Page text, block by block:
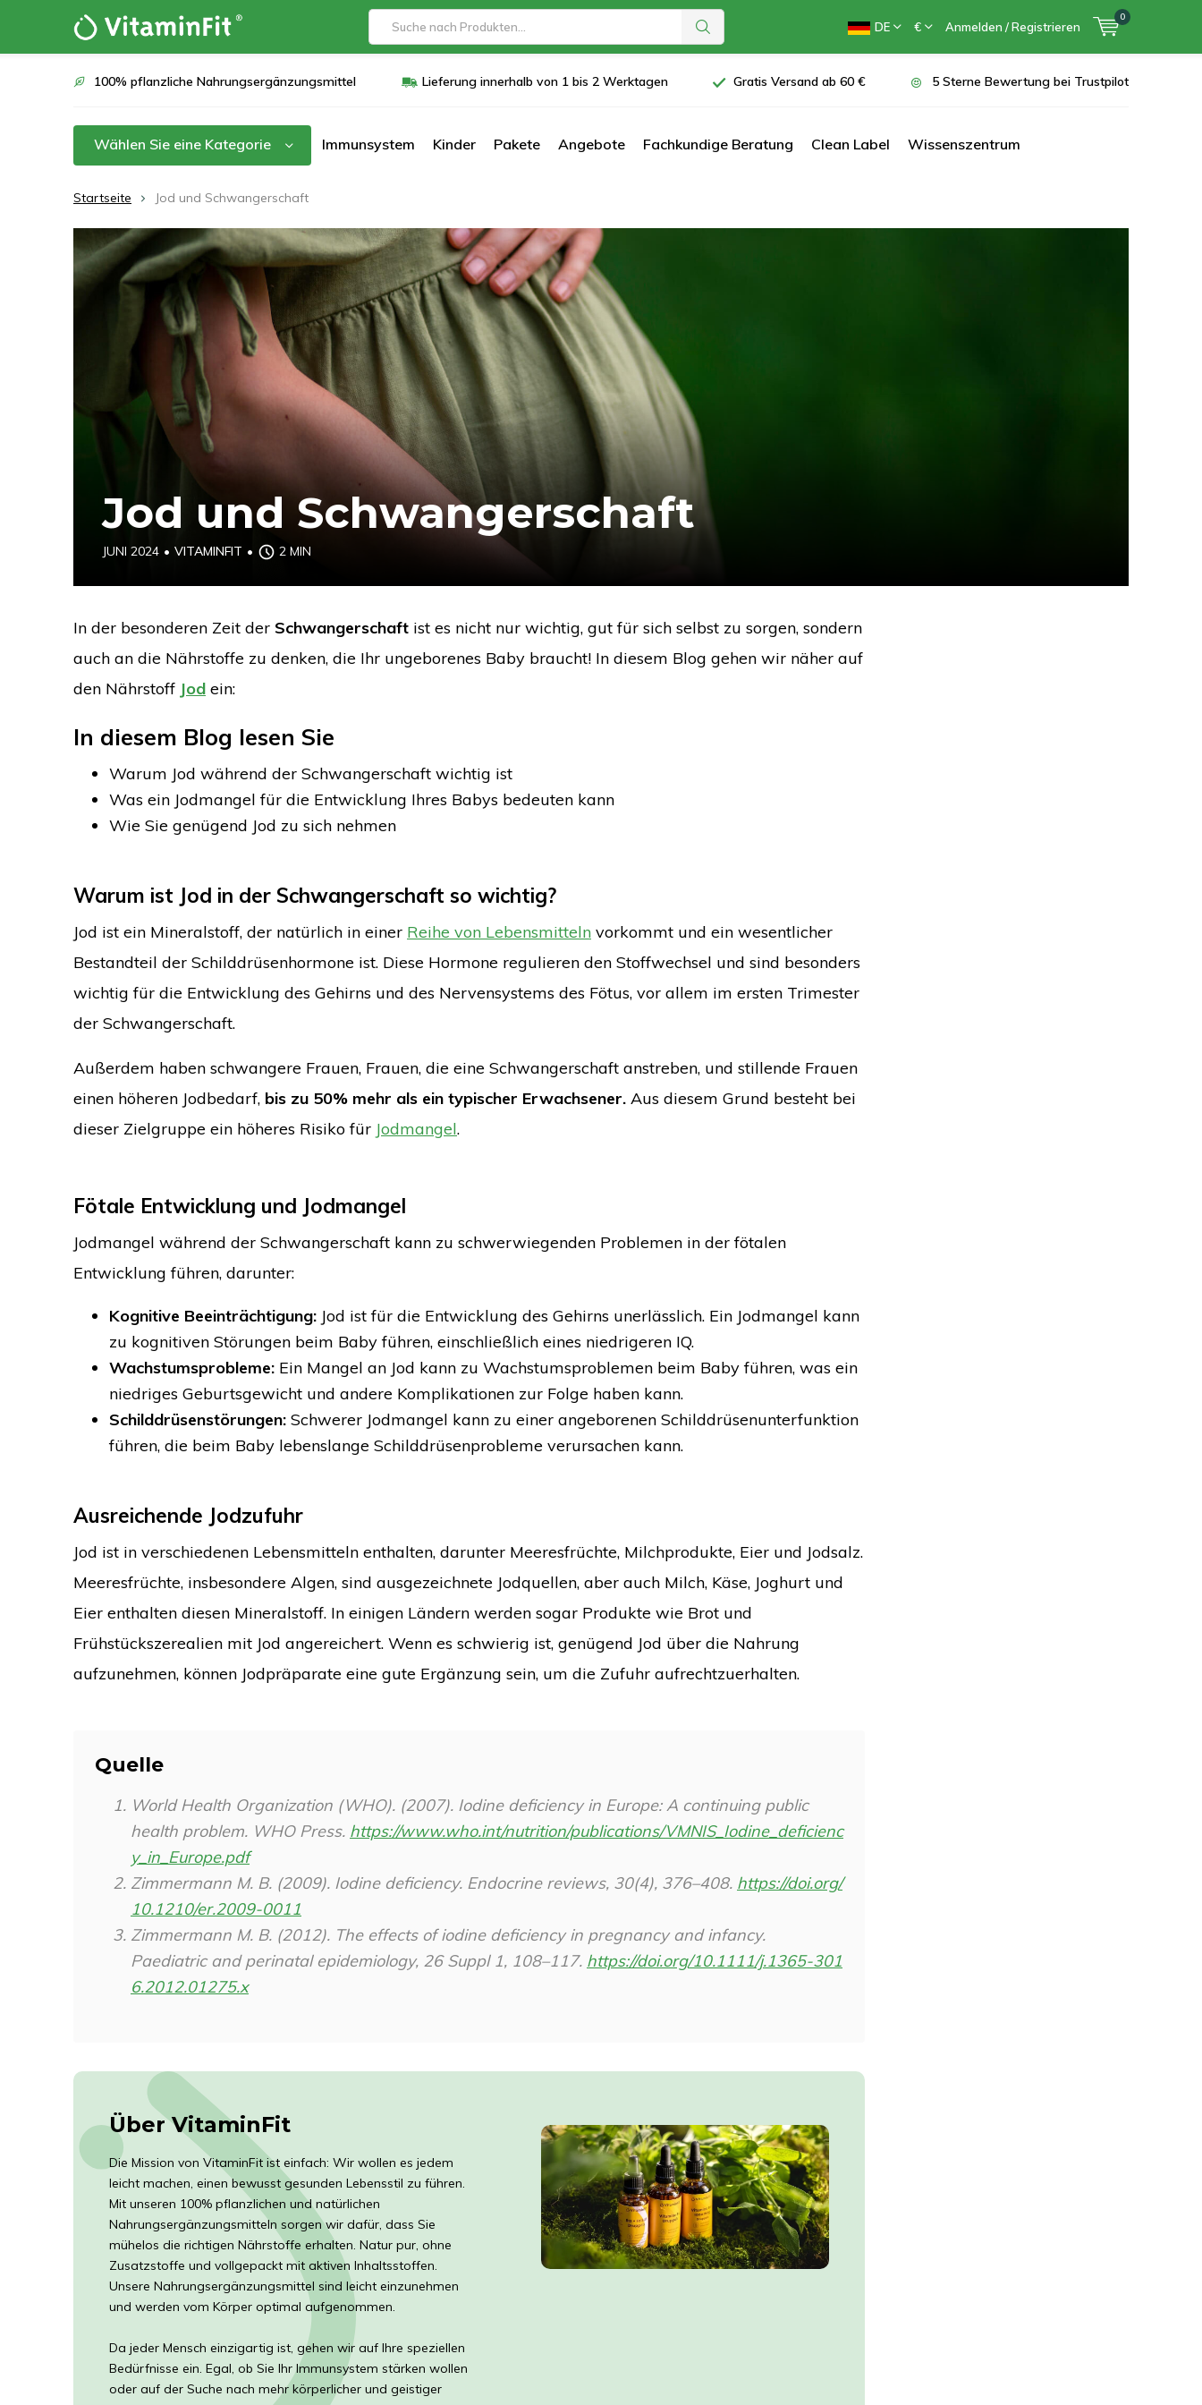
DE € Anmelden / Registrieren
0
100% pflanzliche Nahrungsergänzungsmittel Lieferung innerhalb von 1 bis 2 Werktagen Gratis Versand ab 60 € 5 Sterne Bewertung bei Trustpilot
Wählen Sie eine Kategorie Immunsystem Kinder Pakete Angebote Fachkundige Beratung Clean Label Wissenszentrum
Startseite Jod und Schwangerschaft
Jod und Schwangerschaft
JUNI 2024 • VITAMINFIT • 2 MIN
In der besonderen Zeit der Schwangerschaft ist es nicht nur wichtig, gut für sich selbst zu sorgen, sondern
auch an die Nährstoffe zu denken, die Ihr ungeborenes Baby braucht! In diesem Blog gehen wir näher auf
den Nährstoff Jod ein:
In diesem Blog lesen Sie
Warum Jod während der Schwangerschaft wichtig ist
Was ein Jodmangel für die Entwicklung Ihres Babys bedeuten kann
Wie Sie genügend Jod zu sich nehmen
Warum ist Jod in der Schwangerschaft so wichtig?
Jod ist ein Mineralstoff, der natürlich in einer Reihe von Lebensmitteln vorkommt und ein wesentlicher
Bestandteil der Schilddrüsenhormone ist. Diese Hormone regulieren den Stoffwechsel und sind besonders
wichtig für die Entwicklung des Gehirns und des Nervensystems des Fötus, vor allem im ersten Trimester
der Schwangerschaft.
Außerdem haben schwangere Frauen, Frauen, die eine Schwangerschaft anstreben, und stillende Frauen
einen höheren Jodbedarf, bis zu 50% mehr als ein typischer Erwachsener. Aus diesem Grund besteht bei
dieser Zielgruppe ein höheres Risiko für Jodmangel.
Fötale Entwicklung und Jodmangel
Jodmangel während der Schwangerschaft kann zu schwerwiegenden Problemen in der fötalen
Entwicklung führen, darunter:
Kognitive Beeinträchtigung: Jod ist für die Entwicklung des Gehirns unerlässlich. Ein Jodmangel kann
zu kognitiven Störungen beim Baby führen, einschließlich eines niedrigeren IQ.
Wachstumsprobleme: Ein Mangel an Jod kann zu Wachstumsproblemen beim Baby führen, was ein
niedriges Geburtsgewicht und andere Komplikationen zur Folge haben kann.
Schilddrüsenstörungen: Schwerer Jodmangel kann zu einer angeborenen Schilddrüsenunterfunktion
führen, die beim Baby lebenslange Schilddrüsenprobleme verursachen kann.
Ausreichende Jodzufuhr
Jod ist in verschiedenen Lebensmitteln enthalten, darunter Meeresfrüchte, Milchprodukte, Eier und Jodsalz.
Meeresfrüchte, insbesondere Algen, sind ausgezeichnete Jodquellen, aber auch Milch, Käse, Joghurt und
Eier enthalten diesen Mineralstoff. In einigen Ländern werden sogar Produkte wie Brot und
Frühstückszerealien mit Jod angereichert. Wenn es schwierig ist, genügend Jod über die Nahrung
aufzunehmen, können Jodpräparate eine gute Ergänzung sein, um die Zufuhr aufrechtzuerhalten.
Quelle
World Health Organization (WHO). (2007). Iodine deficiency in Europe: A continuing public
health problem. WHO Press. https://www.who.int/nutrition/publications/VMNIS_Iodine_deficienc
y_in_Europe.pdf
Zimmermann M. B. (2009). Iodine deficiency. Endocrine reviews, 30(4), 376–408. https://doi.org/
10.1210/er.2009-0011
Zimmermann M. B. (2012). The effects of iodine deficiency in pregnancy and infancy.
Paediatric and perinatal epidemiology, 26 Suppl 1, 108–117. https://doi.org/10.1111/j.1365-301
6.2012.01275.x
Über VitaminFit
Die Mission von VitaminFit ist einfach: Wir wollen es jedem
leicht machen, einen bewusst gesunden Lebensstil zu führen.
Mit unseren 100% pflanzlichen und natürlichen
Nahrungsergänzungsmitteln sorgen wir dafür, dass Sie
mühelos die richtigen Nährstoffe erhalten. Natur pur, ohne
Zusatzstoffe und vollgepackt mit aktiven Inhaltsstoffen.
Unsere Nahrungsergänzungsmittel sind leicht einzunehmen
und werden vom Körper optimal aufgenommen.
Da jeder Mensch einzigartig ist, gehen wir auf Ihre speziellen
Bedürfnisse ein. Egal, ob Sie Ihr Immunsystem stärken wollen
oder auf der Suche nach mehr körperlicher und geistiger